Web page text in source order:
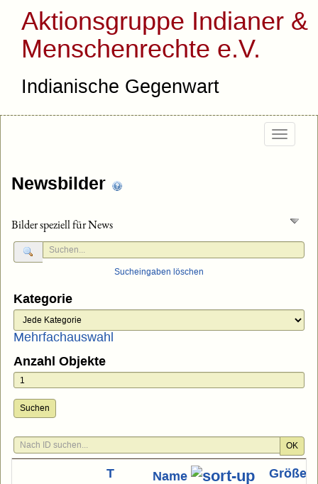
Aktionsgruppe Indianer &
Menschenrechte e.V.
Indianische Gegenwart
Newsbilder
Bilder speziell für News
Sucheingaben löschen
Kategorie
Mehrfachauswahl
Anzahl Objekte
Suchen
OK
T Name Größe